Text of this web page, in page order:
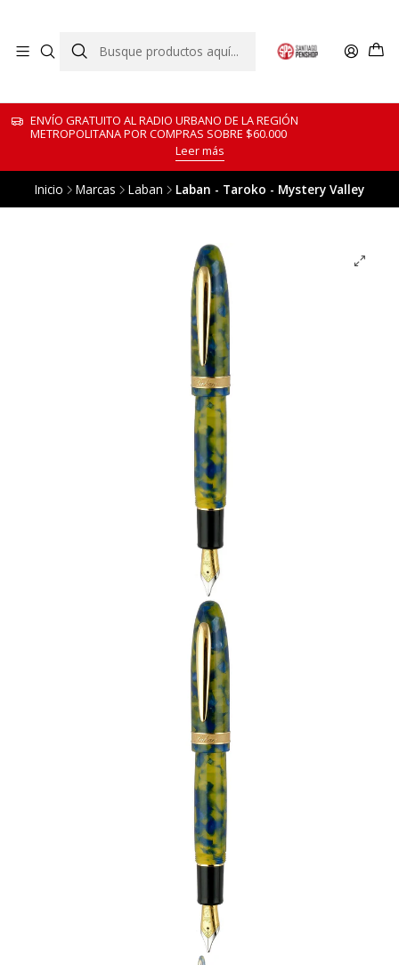
ENVÍO GRATUITO AL RADIO URBANO DE LA REGIÓN
METROPOLITANA POR COMPRAS SOBRE $60.000
Leer más
Inicio Marcas Laban Laban - Taroko - Mystery Valley